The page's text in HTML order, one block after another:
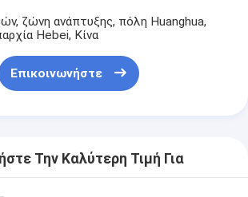
ζώνη ανάπτυξης, πόλη Huanghua,
Hebei, Κίνα
Επικοινωνήστε
Την Καλύτερη Τιμή Για